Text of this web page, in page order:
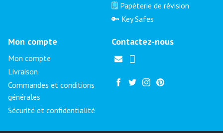
🗒️ Papèterie de révision
🔑 Key Safes
Mon compte
Mon compte
Livraison
Commandes et conditions
générales
Sécurité et confidentialité
Contactez-nous